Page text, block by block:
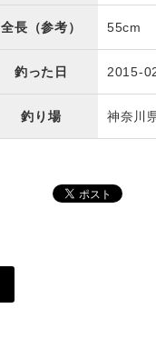
全長（参考） 55cm
釣った日 2015-
釣り場 神奈川